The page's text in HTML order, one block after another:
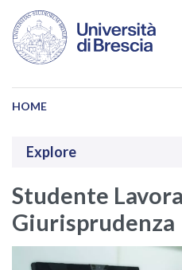
Salta al contenuto principale
HOME
Explore
Studente
Giurisprudenza